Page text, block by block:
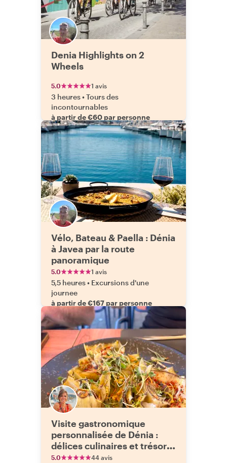
Denia Highlights on 2
Wheels
5.0 1 avis
3 heures•Tours des
incontournables
à partir de €60 par personne
Vélo, Bateau & Paella : Dénia
à Javea par la route
panoramique
5.0 1 avis
5,5 heures• Excursions d'une
journee
à partir de €167 par personne
Visite gastronomique
personnalisée de Dénia :
délices culinaires et trésors
cachés
5.0 44 avis